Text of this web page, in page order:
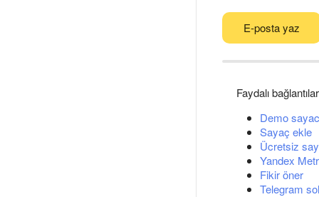
E-posta yaz
Faydalı bağlantılar
Demo
Sayaç ekle
Ücretsiz
Yandex
Fikir öner
Telegram